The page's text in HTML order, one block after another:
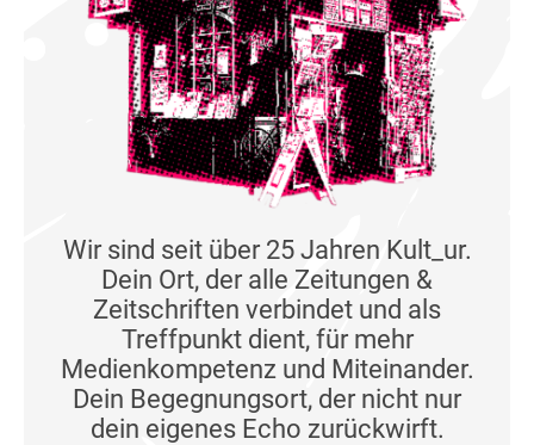
Wir sind seit über 25 Jahren Kult_ur.
Dein Ort, der alle Zeitungen &
Zeitschriften verbindet und als
Treffpunkt dient, für mehr
Medienkompetenz und Miteinander.
Dein Begegnungsort, der nicht nur
dein eigenes Echo zurückwirft.